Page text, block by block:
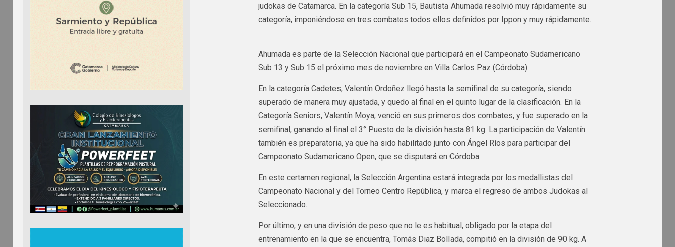
judokas de Catamarca. En la categoría Sub 15, Bautista Ahumada resolvió muy rápidamente su
categoría, imponiéndose en tres combates todos ellos definidos por Ippon y muy rápidamente.
Ahumada es parte de la Selección Nacional que participará en el Campeonato Sudamericano
Sub 13 y Sub 15 el próximo mes de noviembre en Villa Carlos Paz (Córdoba).
En la categoría Cadetes, Valentín Ordoñez llegó hasta la semifinal de su categoría, siendo
superado de manera muy ajustada, y quedo al final en el quinto lugar de la clasificación. En la
Categoría Seniors, Valentín Moya, venció en sus primeros dos combates, y fue superado en la
semifinal, ganando al final el 3° Puesto de la división hasta 81 kg. La participación de Valentín
también es preparatoria, ya que ha sido habilitado junto con Ángel Ríos para participar del
Campeonato Sudamericano Open, que se disputará en Córdoba.
En este certamen regional, la Selección Argentina estará integrada por los medallistas del
Campeonato Nacional y del Torneo Centro República, y marca el regreso de ambos Judokas al
Seleccionado.
Por último, y en una división de peso que no le es habitual, obligado por la etapa del
entrenamiento en la que se encuentra, Tomás Diaz Bollada, compitió en la división de 90 kg. A